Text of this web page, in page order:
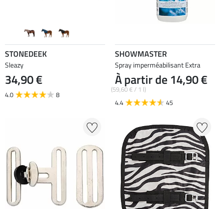
STONEDEEK
Sleazy
34,90 €
4.0 8
SHOWMASTER
Spray imperméabilisant Extra
À partir de 14,90 €
(59,60 € / 1 l)
4.4
45